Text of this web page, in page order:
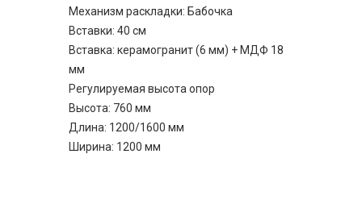
Механизм раскладки: Бабочка
Вставки: 40 см
Вставка: керамогранит (6 мм) + МДФ 18
мм
Регулируемая высота опор
Высота: 760 мм
Длина: 1200/1600 мм
Ширина: 1200 мм